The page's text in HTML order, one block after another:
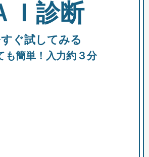
を含めて表示
融資 出資
Ｉ診断
ぐ試してみる
も簡単！入力約３分